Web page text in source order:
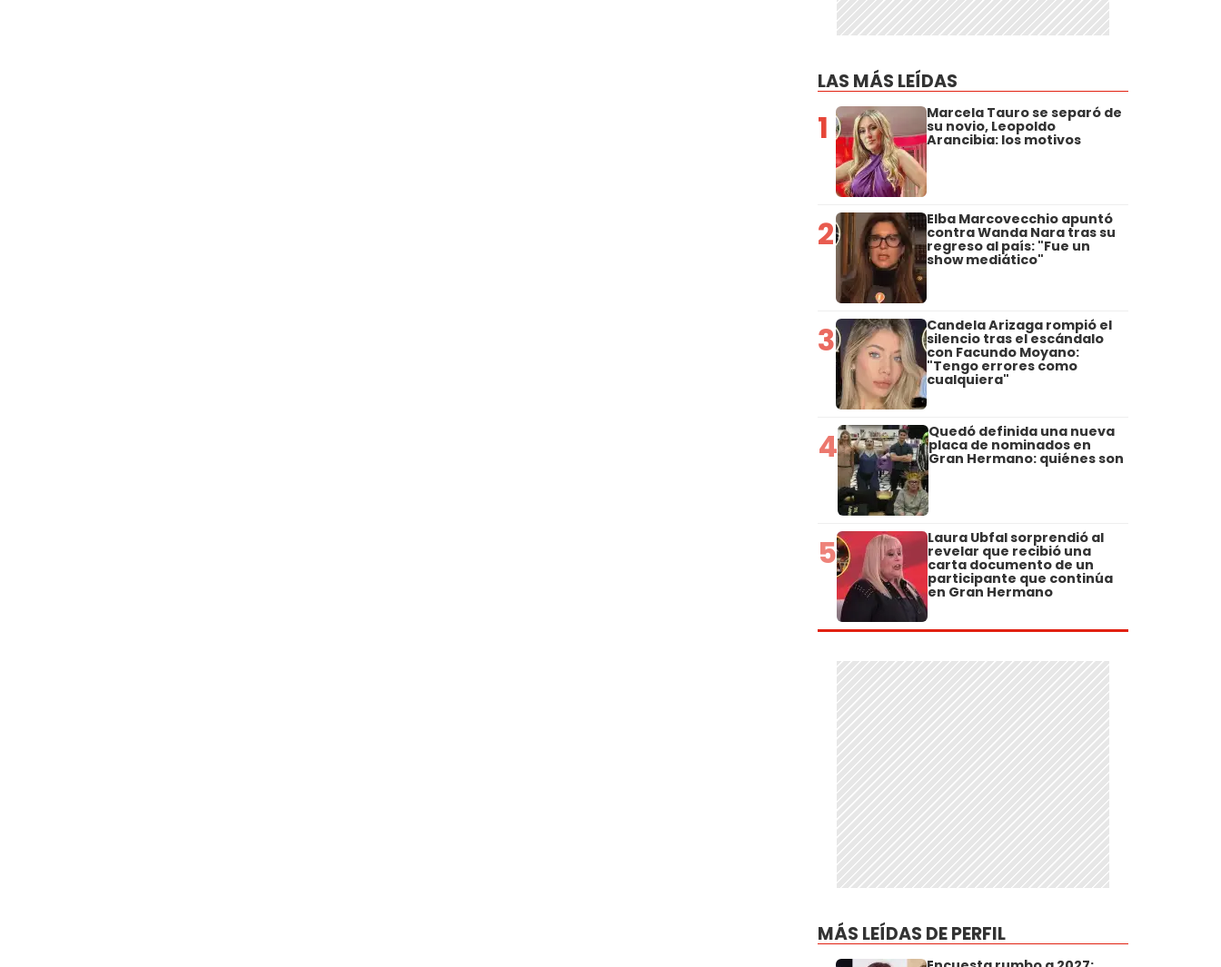
LAS MÁS LEÍDAS
1 Marcela Tauro se separó de
su novio, Leopoldo
Arancibia: los motivos
2 Elba Marcovecchio apuntó
contra Wanda Nara tras su
regreso al país: "Fue un
show mediático"
3 Candela Arizaga rompió el
silencio tras el escándalo
con Facundo Moyano:
"Tengo errores como
cualquiera"
4 Quedó definida una nueva
placa de nominados en
Gran Hermano: quiénes son
5 Laura Ubfal sorprendió al
revelar que recibió una
carta documento de un
participante que continúa
en Gran Hermano
MÁS LEÍDAS DE PERFIL